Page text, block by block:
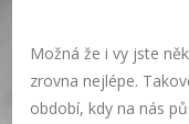
Možná že i vy jste
zrovna nejlépe.
období, kdy na nás